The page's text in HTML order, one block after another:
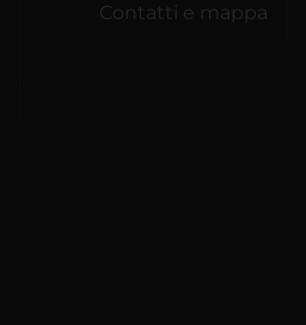
Contatti e mappa